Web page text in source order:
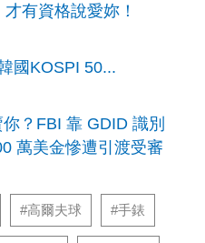
有資格說愛妳！
國KOSPI 50...
？FBI 靠 GDID 識別
萬美金慘遭引渡受審
#高爾夫球 #手錶